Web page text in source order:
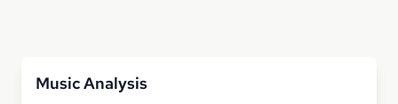
Music Analysis